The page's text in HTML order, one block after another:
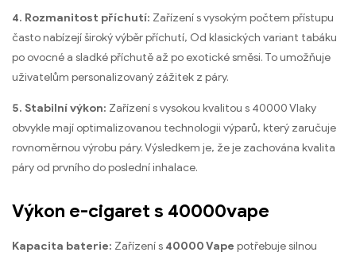
4. Rozmanitost příchutí: Zařízení s vysokým počtem přístupu
často nabízejí široký výběr příchutí, Od klasických variant tabáku
po ovocné a sladké příchutě až po exotické směsi. To umožňuje
uživatelům personalizovaný zážitek z páry.
5. Stabilní výkon: Zařízení s vysokou kvalitou s 40000 Vlaky
obvykle mají optimalizovanou technologii výparů, který zaručuje
rovnoměrnou výrobu páry. Výsledkem je, že je zachována kvalita
páry od prvního do poslední inhalace.
Výkon e-cigaret s 40000vape
Kapacita baterie: Zařízení s 40000 Vape potřebuje silnou